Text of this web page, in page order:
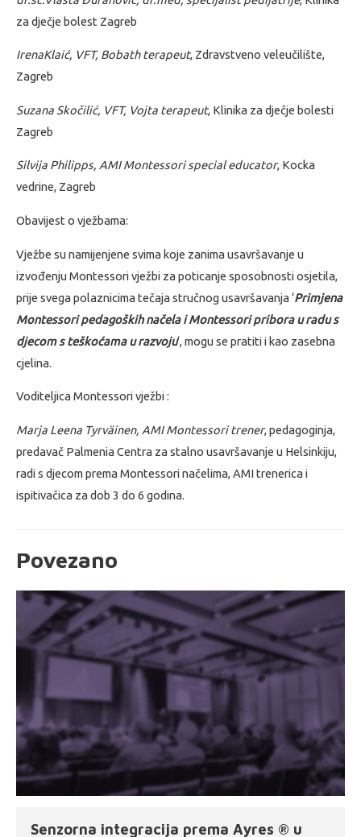
za dječje bolest Zagreb
IrenaKlaić, VFT, Bobath terapeut, Zdravstveno veleučilište,
Zagreb
Suzana Skočilić, VFT, Vojta terapeut, Klinika za dječje bolesti
Zagreb
Silvija Philipps, AMI Montessori special educator, Kocka
vedrine, Zagreb
Obavijest o vježbama:
Vježbe su namijenjene svima koje zanima usavršavanje u
izvođenju Montessori vježbi za poticanje sposobnosti osjetila,
prije svega polaznicima tečaja stručnog usavršavanja ‘Primjena
Montessori pedagoških načela i Montessori pribora u radu s
djecom s teškoćama u razvoju‘, mogu se pratiti i kao zasebna
cjelina.
Voditeljica Montessori vježbi :
Marja Leena Tyrväinen, AMI Montessori trener, pedagoginja,
predavač Palmenia Centra za stalno usavršavanje u Helsinkiju,
radi s djecom prema Montessori načelima, AMI trenerica i
ispitivačica za dob 3 do 6 godina.
Povezano
Senzorna integracija prema Ayres ® u